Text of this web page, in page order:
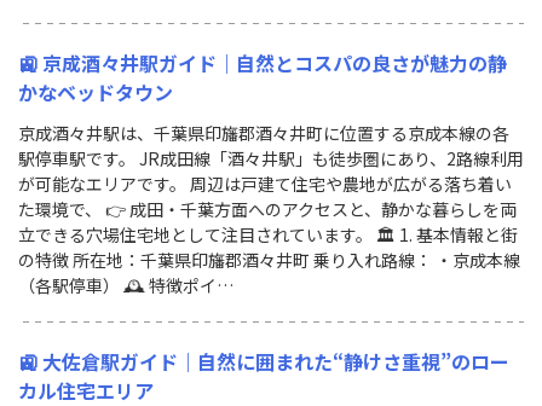
🚉 京成酒々井駅ガイド｜自然とコスパの良さが魅力の静
かなベッドタウン
京成酒々井駅は、千葉県印旛郡酒々井町に位置する京成本線の各
駅停車駅です。 JR成田線「酒々井駅」も徒歩圏にあり、2路線利用
が可能なエリアです。 周辺は戸建て住宅や農地が広がる落ち着い
た環境で、 👉 成田・千葉方面へのアクセスと、静かな暮らしを両
立できる穴場住宅地として注目されています。 🏛 1. 基本情報と街
の特徴 所在地：千葉県印旛郡酒々井町 乗り入れ路線： ・京成本線
（各駅停車） 🕰 特徴ポイ…
🚉 大佐倉駅ガイド｜自然に囲まれた“静けさ重視”のロー
カル住宅エリア